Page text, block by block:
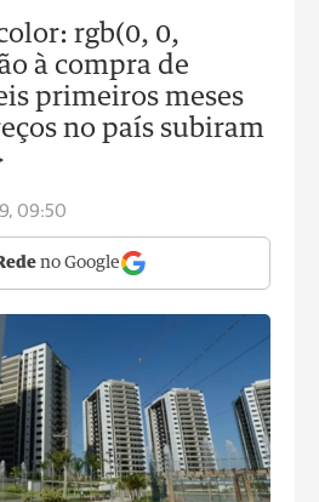
rgb(0, 0,
à compra de
primeiros meses
no país subiram
09:50
no Google